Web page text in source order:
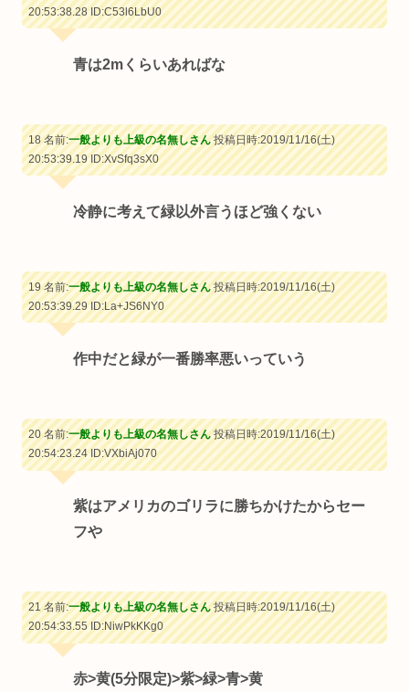
20:53:38.28ID:C53l6LbU0
青は2mくらいあればな
18 名前:一般よりも上級の名無しさん投稿日時:2019/11/16(土)
20:53:39.19ID:XvSfq3sX0
冷静に考えて緑以外言うほど強くない
19 名前:一般よりも上級の名無しさん投稿日時:2019/11/16(土)
20:53:39.29ID:La+JS6NY0
作中だと緑が一番勝率悪いっていう
20 名前:一般よりも上級の名無しさん投稿日時:2019/11/16(土)
20:54:23.24ID:VXbiAj070
紫はアメリカのゴリラに勝ちかけたからセー
フや
21 名前:一般よりも上級の名無しさん投稿日時:2019/11/16(土)
20:54:33.55ID:NiwPkKKg0
赤>黄(5分限定)>紫>緑>青>黄